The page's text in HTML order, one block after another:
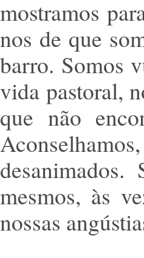
mostramos
nos de que
barro. Somos
vida pastoral,
que não
mesmos, às
nossas